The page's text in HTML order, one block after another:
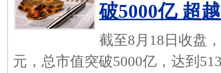
破5000亿 超
截至8月18日收盘
元，总市值突破5000亿，达到